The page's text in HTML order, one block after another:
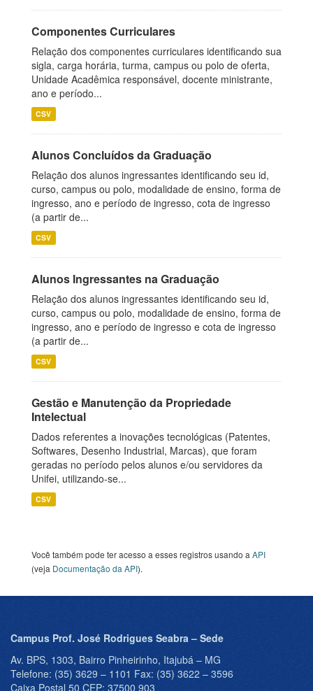
Componentes Curriculares
Relação dos componentes curriculares identificando sua
sigla, carga horária, turma, campus ou polo de oferta,
Unidade Acadêmica responsável, docente ministrante,
ano e período...
CSV
Alunos Concluídos da Graduação
Relação dos alunos ingressantes identificando seu id,
curso, campus ou polo, modalidade de ensino, forma de
ingresso, ano e período de ingresso, cota de ingresso
(a partir de...
CSV
Alunos Ingressantes na Graduação
Relação dos alunos ingressantes identificando seu id,
curso, campus ou polo, modalidade de ensino, forma de
ingresso, ano e período de ingresso e cota de ingresso
(a partir de...
CSV
Gestão e Manutenção da Propriedade
Intelectual
Dados referentes a inovações tecnológicas (Patentes,
Softwares, Desenho Industrial, Marcas), que foram
geradas no período pelos alunos e/ou servidores da
Unifei, utilizando-se...
CSV
Você também pode ter acesso a esses registros usando a API
(veja Documentação da API).
Campus Prof. José Rodrigues Seabra – Sede
Av. BPS, 1303, Bairro Pinheirinho, Itajubá – MG
Telefone: (35) 3629 – 1101 Fax: (35) 3622 – 3596
Caixa Postal 50 CEP: 37500 903